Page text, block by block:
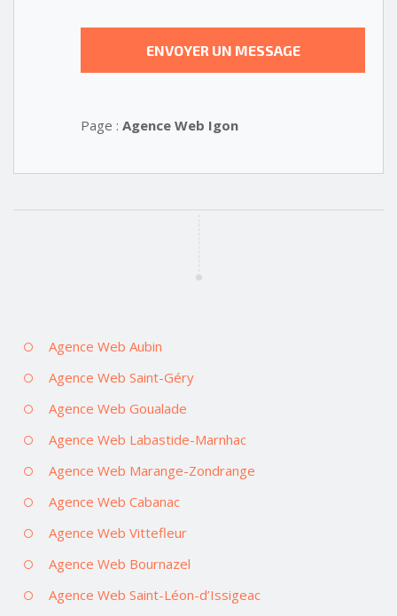
Page : Agence Web Igon
Agence Web Aubin
Agence Web Saint-Géry
Agence Web Goualade
Agence Web Labastide-Marnhac
Agence Web Marange-Zondrange
Agence Web Cabanac
Agence Web Vittefleur
Agence Web Bournazel
Agence Web Saint-Léon-d’Issigeac